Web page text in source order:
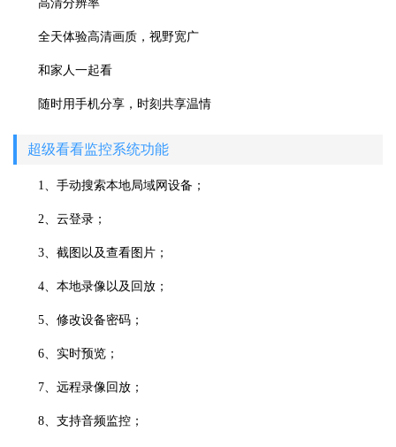
高清分辨率
全天体验高清画质，视野宽广
和家人一起看
随时用手机分享，时刻共享温情
超级看看监控系统功能
1、手动搜索本地局域网设备；
2、云登录；
3、截图以及查看图片；
4、本地录像以及回放；
5、修改设备密码；
6、实时预览；
7、远程录像回放；
8、支持音频监控；